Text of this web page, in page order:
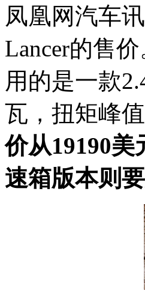
凤凰网汽车
Lancer的售
用的是一款
瓦，扭矩峰
价从19190
速箱版本则